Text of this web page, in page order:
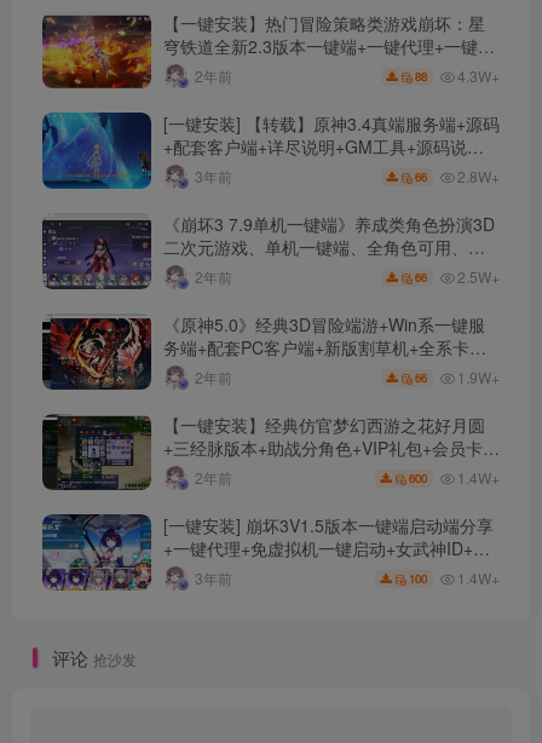
【一键安装】热门冒险策略类游戏崩坏：星
穹铁道全新2.3版本一键端+一键代理+一键启
动+免虚拟机
2年前 88 4.3W+
[一键安装] 【转载】原神3.4真端服务端+源码
+配套客户端+详尽说明+GM工具+源码说明
文件3年前 66 2.8W+
《崩坏3 7.9单机一键端》养成类角色扮演3D
二次元游戏、单机一键端、全角色可用、无
限资源、附带保姆级安装教程
2年前 66 2.5W+
《原神5.0》经典3D冒险端游+Win系一键服
务端+配套PC客户端+新版割草机+全系卡池
文件2年前 66 1.9W+
【一键安装】经典仿官梦幻西游之花好月圆
+三经脉版本+助战分角色+VIP礼包+会员卡
+剧情活动+视频搭建及其他修改资料
2年前 600 1.4W+
[一键安装] 崩坏3V1.5版本一键端启动端分享
+一键代理+免虚拟机一键启动+女武神ID+详
细指令+极简一键修改
3年前 100 1.4W+
评论 抢沙发